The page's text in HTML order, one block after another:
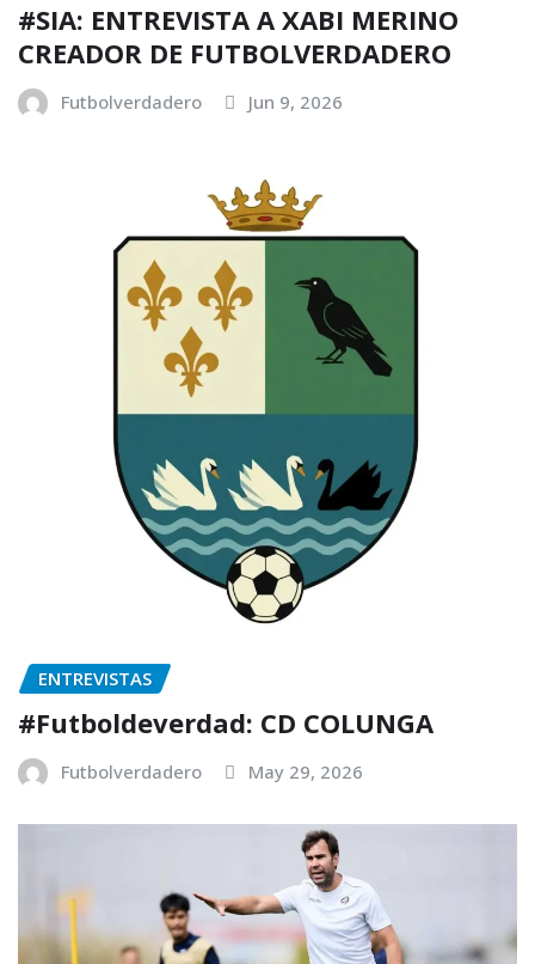
#SIA: ENTREVISTA A XABI MERINO
CREADOR DE FUTBOLVERDADERO
Futbolverdadero Jun 9, 2026
ENTREVISTAS
#Futboldeverdad: CD COLUNGA
Futbolverdadero May 29, 2026